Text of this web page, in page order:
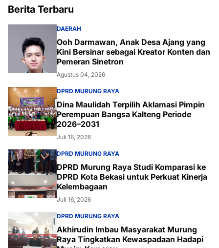
Berita Terbaru
DAERAH
Ooh Darmawan, Anak Desa Ajang yang
Kini Bersinar sebagai Kreator Konten dan
Pemeran Sinetron
Agustus 04, 2026
DPRD MURUNG RAYA
Dina Maulidah Terpilih Aklamasi Pimpin
Perempuan Bangsa Kalteng Periode
2026–2031
Juli 18, 2026
DPRD MURUNG RAYA
DPRD Murung Raya Studi Komparasi ke
DPRD Kota Bekasi untuk Perkuat Kinerja
Kelembagaan
Juli 16, 2026
DPRD MURUNG RAYA
Akhirudin Imbau Masyarakat Murung
Raya Tingkatkan Kewaspadaan Hadapi